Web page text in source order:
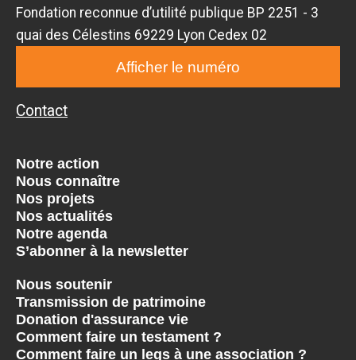
Fondation reconnue d’utilité publique BP 2251 - 3
quai des Célestins 69229 Lyon Cedex 02
Afficher le numéro
Contact
Notre action
Nous connaître
Nos projets
Nos actualités
Notre agenda
S’abonner à la newsletter
Nous soutenir
Transmission de patrimoine
Donation d'assurance vie
Comment faire un testament ?
Comment faire un legs à une association ?